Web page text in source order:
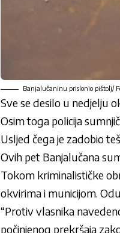
Banjalučaninu prislonio pištolj/
Sve se desilo u nedjelju
Osim toga policija
Usljed čega je zadobio
Ovih pet Banjalučana
Tokom kriminalističke
okvirima i municijom.
“Protiv vlasnika
počinjenog prekršaja